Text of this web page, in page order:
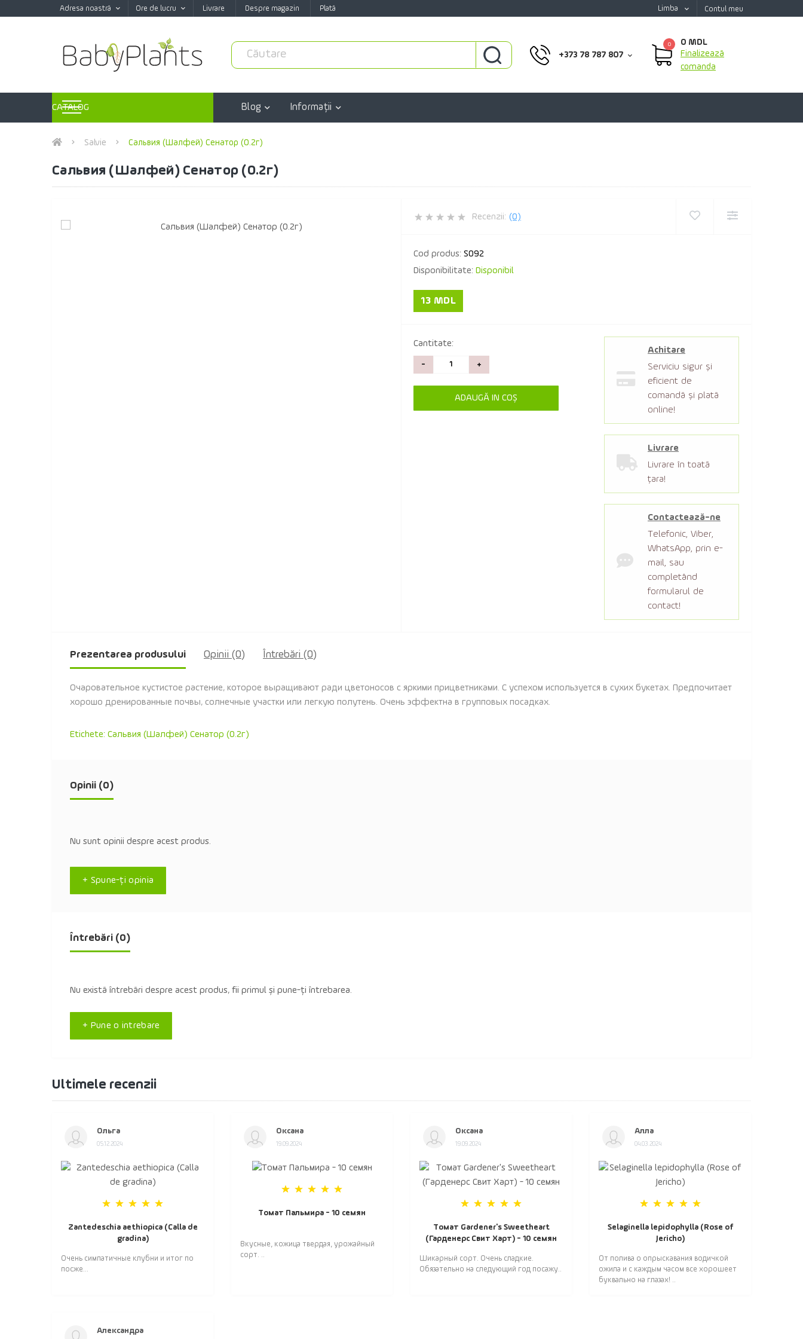
Adresa noastră Ore de lucru Livrare Despre magazin Plată Limba Contul meu
+373 78 787 807
0
0 MDL
Finalizează
comanda
CATALOG Blog Informaţii
Salvie Сальвия (Шалфей) Сенатор (0.2г)
Сальвия (Шалфей) Сенатор (0.2г)
Recenzii: (0)
Cod produs: S092
Disponibilitate: Disponibil
13 MDL
Cantitate:
- +
ADAUGĂ IN COŞ
Achitare
Serviciu sigur şi
eficient de
comandă şi plată
online!
Livrare
Livrare în toată
țara!
Contactează-ne
Telefonic, Viber,
WhatsApp, prin e-
mail, sau
completând
formularul de
contact!
Prezentarea produsului Opinii (0) Întrebări (0)
Очаровательное кустистое растение, которое выращивают ради цветоносов с яркими прицветниками. С успехом используется в сухих букетах. Предпочитает
хорошо дренированные почвы, солнечные участки или легкую полутень. Очень эффектна в групповых посадках.
Etichete: Сальвия (Шалфей) Сенатор (0.2г)
Opinii (0)
Nu sunt opinii despre acest produs.
+ Spune-ţi opinia
Întrebări (0)
Nu există întrebări despre acest produs, fii primul și pune-ți întrebarea.
+ Pune o intrebare
Ultimele recenzii
Ольга
05.12.2024
Zantedeschia aethiopica (Calla de
gradina)
Очень симпатичные клубни и итог по
посже...
Оксана
19.09.2024
Томат Пальмира - 10 семян
Вкусные, кожица твердая, урожайный
сорт. ..
Оксана
19.09.2024
Томат Gardener's Sweetheart
(Гарденерс Свит Харт) - 10 семян
Шикарный сорт. Очень сладкие.
Обязательно на следующий год посажу..
Алла
04.03.2024
Selaginella lepidophylla (Rose of
Jericho)
От полива о опрыскавания водичкой
ожила и с каждым часом все хорошеет
буквально на глазах! ..
Александра